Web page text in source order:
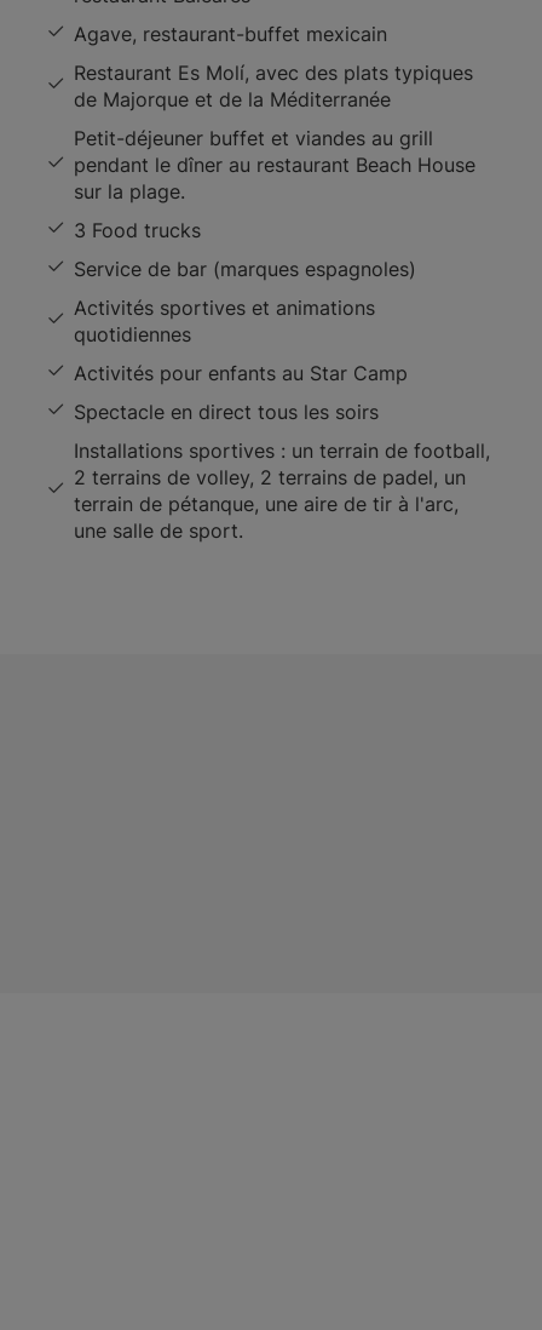
Agave, restaurant-buffet mexicain
Restaurant Es Molí, avec des plats typiques
de Majorque et de la Méditerranée
Petit-déjeuner buffet et viandes au grill
pendant le dîner au restaurant Beach House
sur la plage.
3 Food trucks
Service de bar (marques espagnoles)
Activités sportives et animations
quotidiennes
Activités pour enfants au Star Camp
Spectacle en direct tous les soirs
Installations sportives : un terrain de football,
2 terrains de volley, 2 terrains de padel, un
terrain de pétanque, une aire de tir à l'arc,
une salle de sport.